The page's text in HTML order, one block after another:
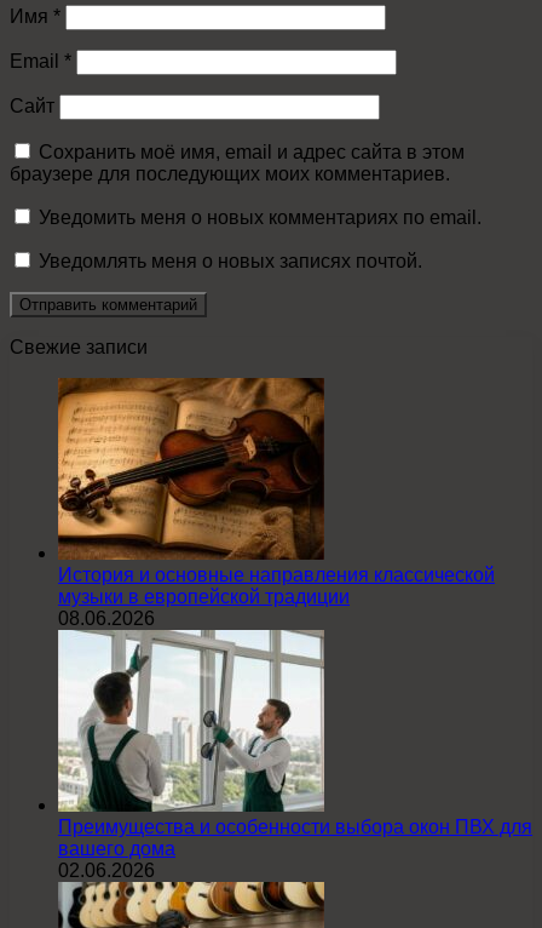
Имя *
Email *
Сайт
Сохранить моё имя, email и адрес сайта в этом
браузере для последующих моих комментариев.
Уведомить меня о новых комментариях по email.
Уведомлять меня о новых записях почтой.
Свежие записи
История и основные направления классической
музыки в европейской традиции
08.06.2026
Преимущества и особенности выбора окон ПВХ для
вашего дома
02.06.2026